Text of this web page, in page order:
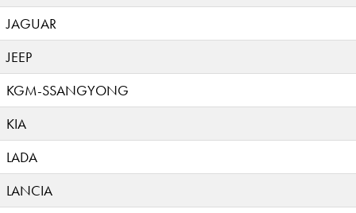
JAGUAR
JEEP
KGM-SSANGYONG
KIA
LADA
LANCIA